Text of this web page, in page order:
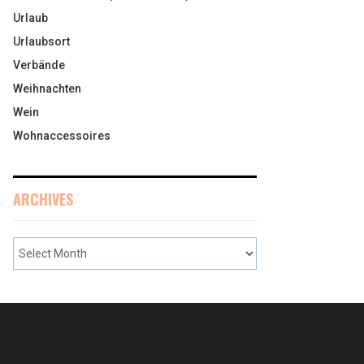
Urlaub
Urlaubsort
Verbände
Weihnachten
Wein
Wohnaccessoires
ARCHIVES